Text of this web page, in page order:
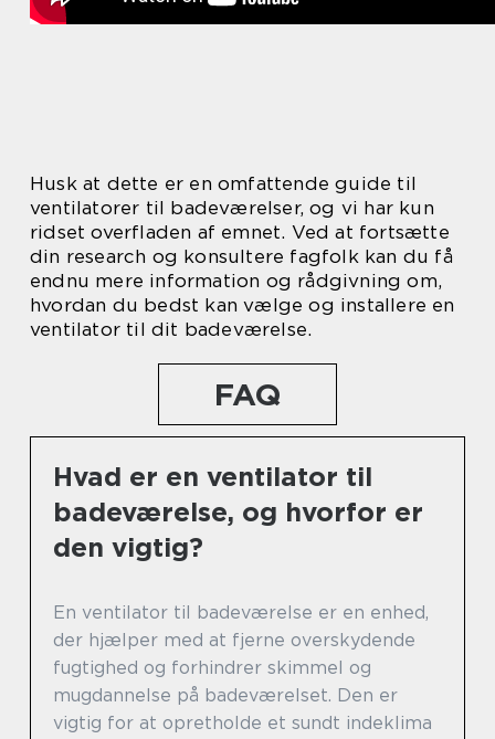
Husk at dette er en omfattende guide til
ventilatorer til badeværelser, og vi har kun
ridset overfladen af emnet. Ved at fortsætte
din research og konsultere fagfolk kan du få
endnu mere information og rådgivning om,
hvordan du bedst kan vælge og installere en
ventilator til dit badeværelse.
FAQ
Hvad er en ventilator til
badeværelse, og hvorfor er
den vigtig?
En ventilator til badeværelse er en enhed,
der hjælper med at fjerne overskydende
fugtighed og forhindrer skimmel og
mugdannelse på badeværelset. Den er
vigtig for at opretholde et sundt indeklima